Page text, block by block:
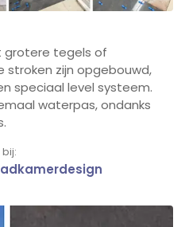
grotere tegels of
stroken zijn opgebouwd,
speciaal level systeem.
waterpas, ondanks